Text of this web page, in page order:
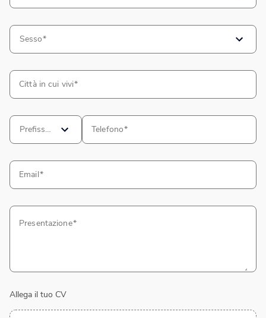
Sesso
Città in cui vivi
Prefisso Telefono
Email
Presentazione
Allega il tuo CV